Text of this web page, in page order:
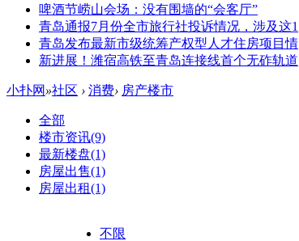
啤酒节崂山会场：没有围墙的“会客厅”
青岛通报7月份全市旅行社投诉情况，涉及这1
青岛发布最新市级统筹产权型人才住房项目情
新进展！潍宿高铁至青岛连接线首个无砟轨道
小扑网 »社区 › 消费› 房产楼市
全部
楼市资讯(9)
最新楼盘(1)
房屋出售(1)
房屋出租(1)
不限